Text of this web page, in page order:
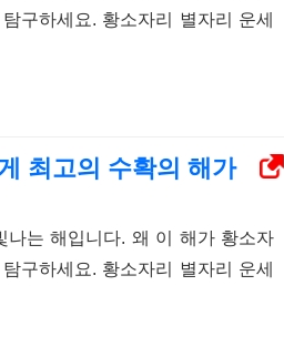
구하세요. 황소자리 별자리 운세
최고의 수확의 해가
나는 해입니다. 왜 이 해가 황소자
구하세요. 황소자리 별자리 운세